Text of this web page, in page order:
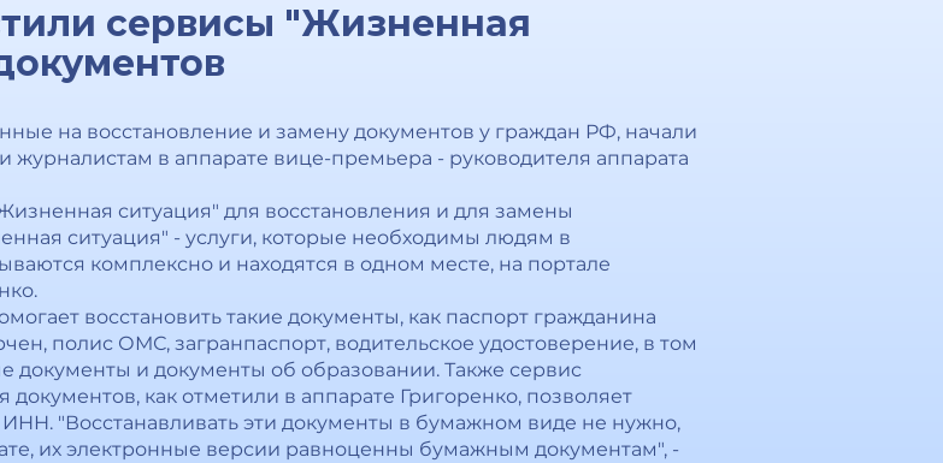
сервисы "Жизненная
на восстановление и замену документов у граждан РФ, начали
журналистам в аппарате вице-премьера - руководителя аппарата
ситуация" для восстановления и для замены
ситуация" - услуги, которые необходимы людям в
комплексно и находятся в одном месте, на портале
восстановить такие документы, как паспорт гражданина
полис ОМС, загранпаспорт, водительское удостоверение, в том
документы и документы об образовании. Также сервис
как отметили в аппарате Григоренко, позволяет
"Восстанавливать эти документы в бумажном виде не нужно,
их электронные версии равноценны бумажным документам", -